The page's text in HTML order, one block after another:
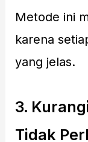
Metode ini
karena
yang jelas.
3.
Tidak